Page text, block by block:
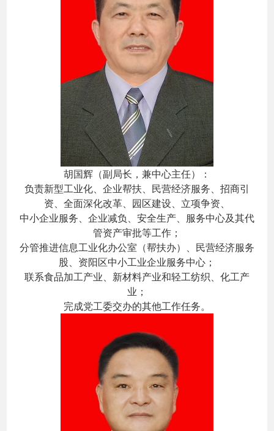
胡国辉（副局长，兼中心主任）：
负责新型工业化、企业帮扶、民营经济服务、招商引
资、全面深化改革、园区建设、立项争资、
中小企业服务、企业减负、安全生产、服务中心及其代
管资产审批等工作；
分管推进信息工业化办公室（帮扶办）、民营经济服务
股、资阳区中小工业企业服务中心；
联系食品加工产业、新材料产业和轻工纺织、化工产
业；
完成党工委交办的其他工作任务。